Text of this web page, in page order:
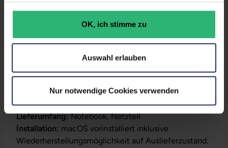
OK, ich stimme zu
Auswahl erlauben
Nur notwendige Cookies verwenden
Modell:Pro A2141
Lieferumfang:Notebook, Netzteil
Installation: macOS vorinstalliert inklusive
Wiederherstellungsmöglichkeit auf Auslieferzustand.
Gewicht: 2 kg